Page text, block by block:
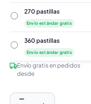
270 pastillas
270 pastillas
Envío estándar gratis
360 pastillas
360 pastillas
Envío estándar gratis
Envío gratis en pedidos
desde
−